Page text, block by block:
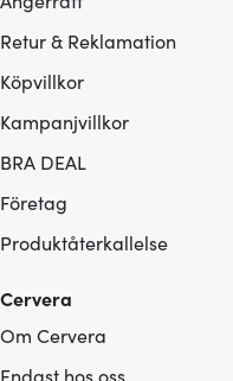
Retur & Reklamation
Köpvillkor
Kampanjvillkor
BRA DEAL
Företag
Produktåterkallelse
Cervera
Om Cervera
Endast hos oss